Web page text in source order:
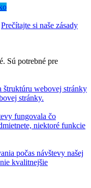
Prečítajte si naše zásady
Sú potrebné pre
webovej stránky
stránky.
fungovala čo
niektoré funkcie
počas návštevy našej
kvalitnejšie